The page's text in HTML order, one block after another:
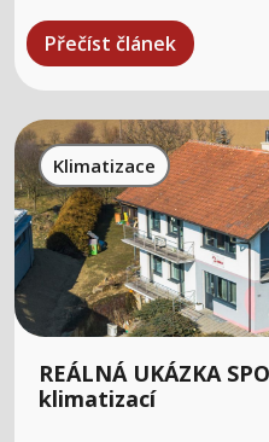
Přečíst článek
Klimatizace
REÁLNÁ UKÁZKA
klimatizací